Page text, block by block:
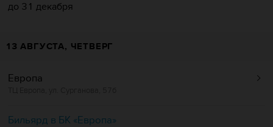
до 31 декабря
13 АВГУСТА, ЧЕТВЕРГ
Европа
Бильярд в БК «Европa»